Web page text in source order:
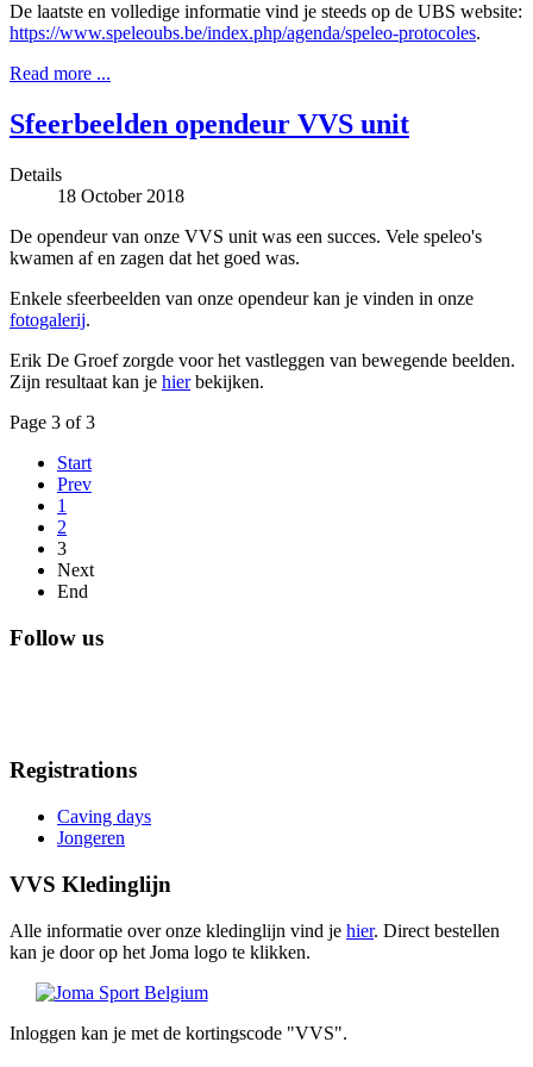
De laatste en volledige informatie vind je steeds op de UBS website:
https://www.speleoubs.be/index.php/agenda/speleo-protocoles.
Read more ...
Sfeerbeelden opendeur VVS unit
Details
18 October 2018
De opendeur van onze VVS unit was een succes. Vele speleo's
kwamen af en zagen dat het goed was.
Enkele sfeerbeelden van onze opendeur kan je vinden in onze
fotogalerij.
Erik De Groef zorgde voor het vastleggen van bewegende beelden.
Zijn resultaat kan je hierbekijken.
Page 3 of 3
Start
Prev
1
2
3
Next
End
Follow us
Registrations
Caving days
Jongeren
VVS Kledinglijn
Alle informatie over onze kledinglijn vind je hier. Direct bestellen
kan je door op het Joma logo te klikken.
Inloggen kan je met de kortingscode "VVS".